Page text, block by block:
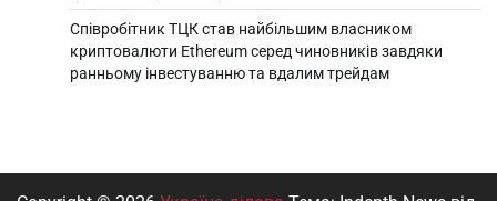
Співробітник ТЦК став найбільшим власником
криптовалюти Ethereum серед чиновників завдяки
ранньому інвестуванню та вдалим трейдам